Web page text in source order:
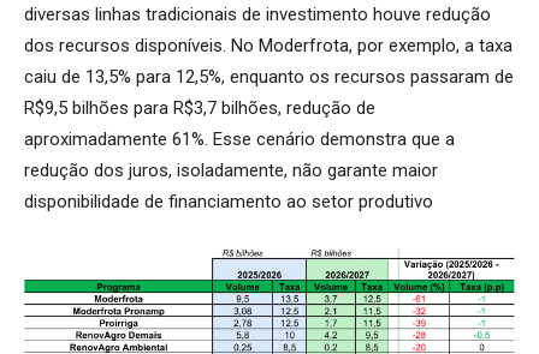
diversas linhas tradicionais de investimento houve redução
dos recursos disponíveis. No Moderfrota, por exemplo, a taxa
caiu de 13,5% para 12,5%, enquanto os recursos passaram de
R$9,5 bilhões para R$3,7 bilhões, redução de
aproximadamente 61%. Esse cenário demonstra que a
redução dos juros, isoladamente, não garante maior
disponibilidade de financiamento ao setor produtivo